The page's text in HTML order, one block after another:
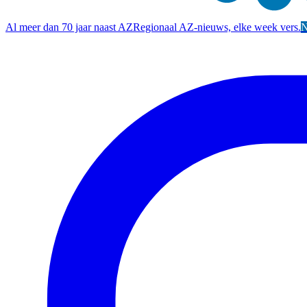
Al meer dan 70 jaar naast AZRegionaal AZ-nieuws, elke week vers.